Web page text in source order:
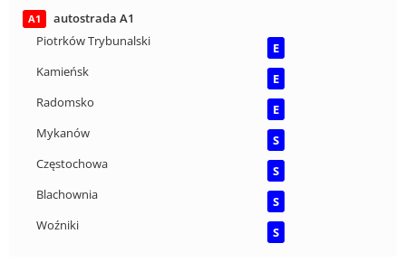
A1
autostrada A1
Piotrków Trybunalski
E
Kamieńsk
E
Radomsko
E
Mykanów
S
Częstochowa
S
Blachownia
S
Woźniki
S